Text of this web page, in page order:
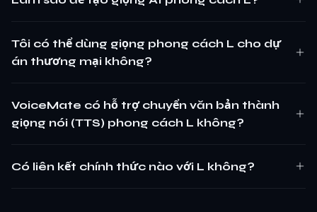
Tôi có thể dùng giọng phong cách L cho dự
án thương mại không?
VoiceMate có hỗ trợ chuyển văn bản thành
giọng nói (TTS) phong cách L không?
Có liên kết chính thức nào với L không?